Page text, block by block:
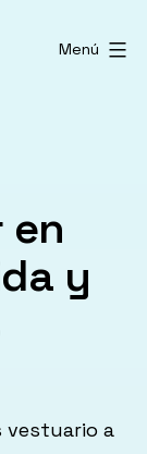
Menú
en
y